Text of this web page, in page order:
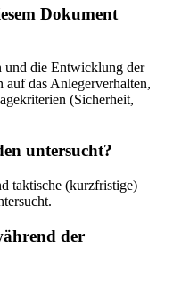
Dokument
und die Entwicklung der
das Anlegerverhalten,
(Sicherheit,
untersucht?
taktische (kurzfristige)
der